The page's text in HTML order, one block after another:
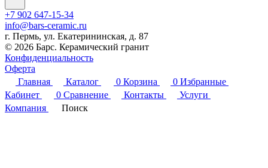
+7 902 647-15-34
info@bars-ceramic.ru
г. Пермь, ул. Екатерининская, д. 87
© 2026 Барс. Керамический гранит
Конфиденциальность
Оферта
Главная
Каталог 0 Корзина 0 Избранные
Кабинет
0 Сравнение Контакты
Услуги
Компания
Поиск